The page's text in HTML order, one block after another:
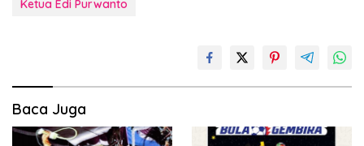
Ketua Edi Purwanto
Baca Juga